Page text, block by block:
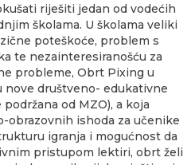
riješiti jedan od vodećih
školama. U školama veliki
poteškoće, problem s
te nezainteresiranošću za
probleme, Obrt Pixing u
nove društveno- edukativne
od MZO), a koja
obrazovnih ishoda za učenike
igranja i mogućnost da
pristupom lektiri, obrt želi